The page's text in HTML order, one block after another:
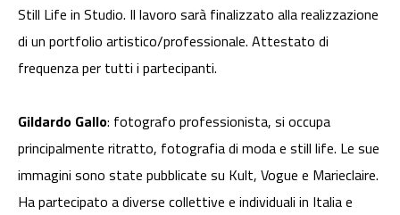
Still Life in Studio. Il lavoro sarà finalizzato alla realizzazione
di un portfolio artistico/professionale. Attestato di
frequenza per tutti i partecipanti.
Gildardo Gallo: fotografo professionista, si occupa
principalmente ritratto, fotografia di moda e still life. Le sue
immagini sono state pubblicate su Kult, Vogue e Marieclaire.
Ha partecipato a diverse collettive e individuali in Italia e